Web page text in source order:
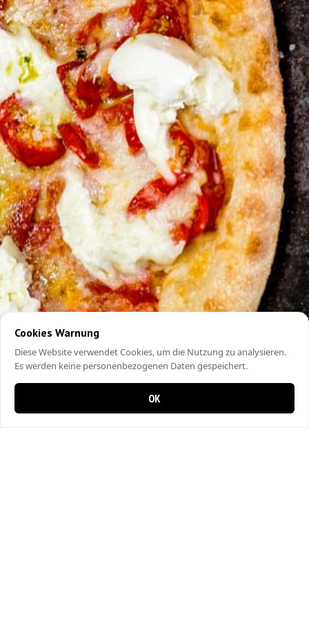
Cookies Warnung
Diese Website verwendet Cookies, um die Nutzung zu analysieren.
Es werden keine personenbezogenen Daten gespeichert.
OK